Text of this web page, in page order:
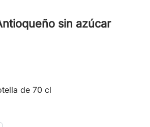
sin azúcar
de 70 cl